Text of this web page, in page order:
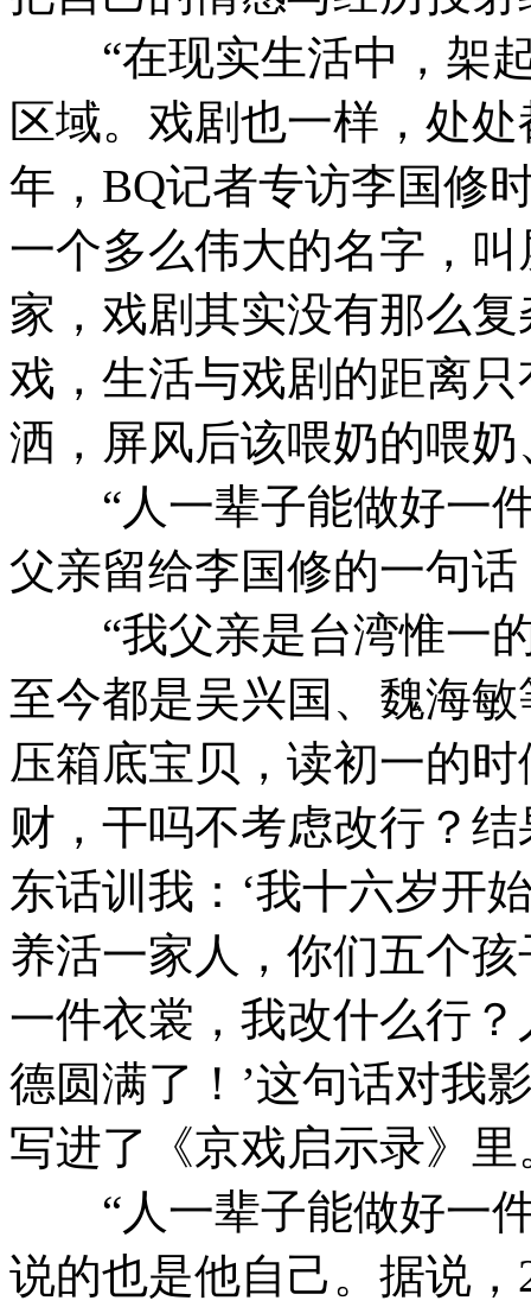
“在现实生活中，架起
区域。戏剧也一样，处
年，BQ记者专访李国修
一个多么伟大的名字，
家，戏剧其实没有那么
戏，生活与戏剧的距离
洒，屏风后该喂奶的喂
“人一辈子能做好一
父亲留给李国修的一句
“我父亲是台湾惟一的
至今都是吴兴国、魏海
压箱底宝贝，读初一的
财，干吗不考虑改行？
东话训我：‘我十六岁开
养活一家人，你们五个
一件衣裳，我改什么行
德圆满了！’这句话对我
写进了《京戏启示录》
“人一辈子能做好一件
说的也是他自己。据说